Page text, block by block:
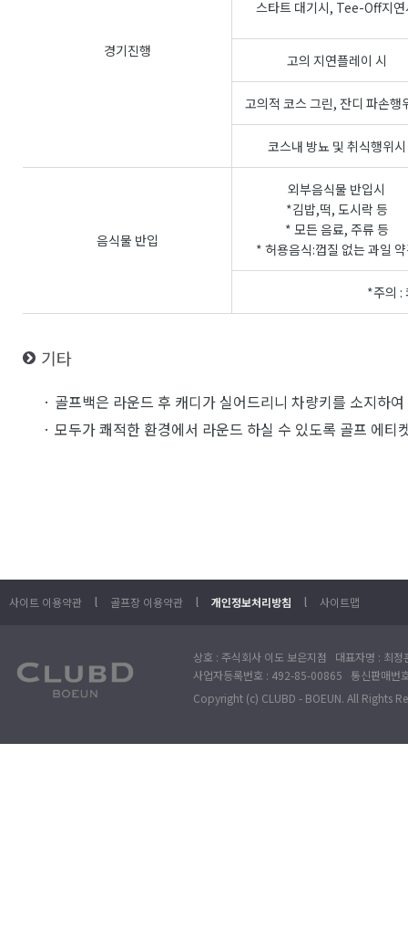
경기진행
스타트 대기시, Tee-Off지연
고의 지연플레이 시
고의적 코스 그린, 잔디 파손행
코스내 방뇨 및 취식행위시
음식물 반입
외부음식물 반입시
*김밥,떡, 도시락 등
* 모든 음료, 주류 등
* 허용음식:껍질 없는 과일
*주의 :
기타
· 골프백은 라운드 후 캐디가 실어드리니 차량키를 소지하
· 모두가 쾌적한 환경에서 라운드 하실 수 있도록 골프 에티
사이트 이용약관 l 골프장 이용약관 l 개인정보처리방침 l 사이트맵
상호 : 주식회사 이도 보은지점 대표자명 : 최
사업자등록번호 : 492-85-00865 통신판매
Copyright (c) CLUBD - BOEUN. All Rights